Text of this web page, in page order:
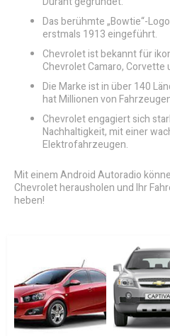
Das berühmte „Bowtie“-
erstmals 1913 eingeführt.
Chevrolet ist bekannt für
Chevrolet Camaro, Corvette
Die Marke ist in über 140
hat Millionen von
Chevrolet engagiert sich
Nachhaltigkeit, mit einer
Elektrofahrzeugen.
Mit einem Android Autoradio
Chevrolet herausholen und Ihr
heben!